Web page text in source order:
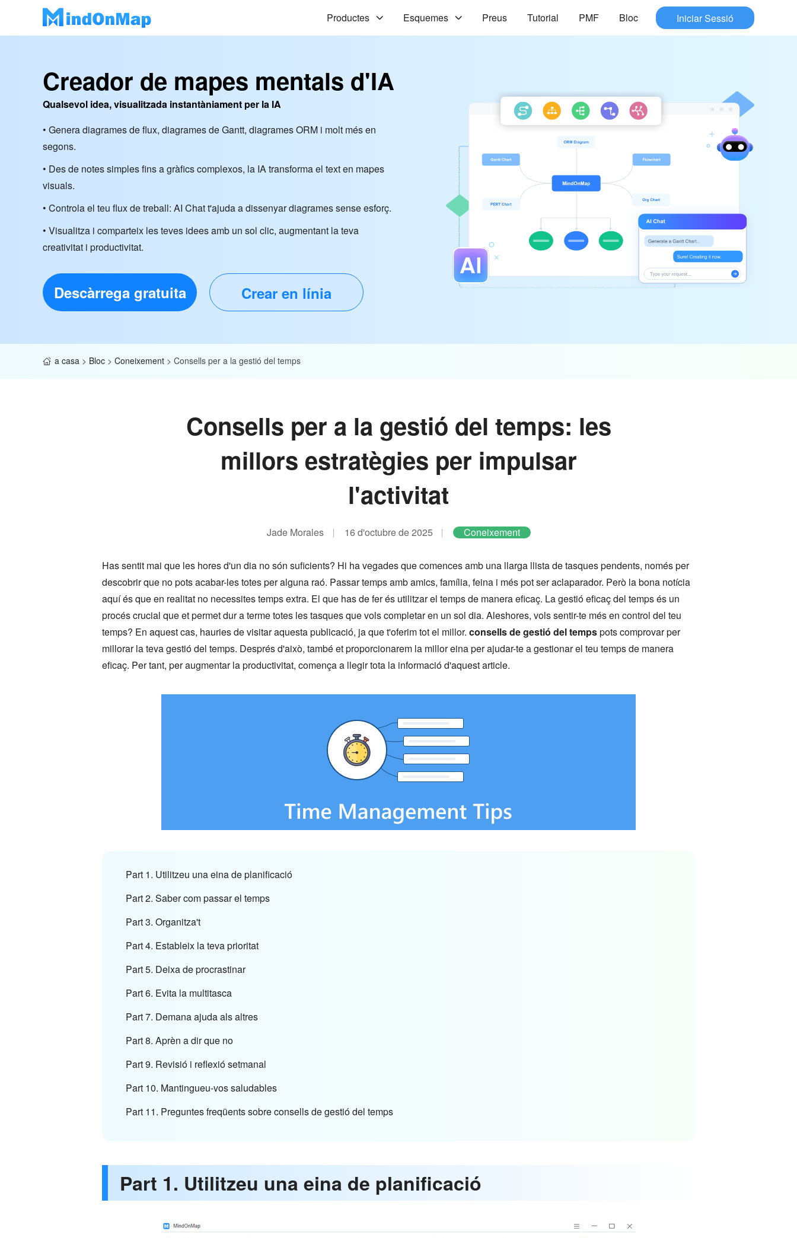
Productes Esquemes Preus Tutorial PMF Bloc Iniciar Sessió
Creador de mapes mentals d'IA
Qualsevol idea, visualitzada instantàniament per la IA
• Genera diagrames de flux, diagrames de Gantt, diagrames ORM i molt més en
segons.
• Des de notes simples fins a gràfics complexos, la IA transforma el text en mapes
visuals.
• Controla el teu flux de treball: AI Chat t'ajuda a dissenyar diagrames sense esforç.
• Visualitza i comparteix les teves idees amb un sol clic, augmentant la teva
creativitat i productivitat.
Descàrrega gratuita Crear en línia
a casa > Bloc > Coneixement > Consells per a la gestió del temps
Consells per a la gestió del temps: les
millors estratègies per impulsar
l'activitat
Jade Morales 16 d'octubre de 2025 Coneixement
Has sentit mai que les hores d'un dia no són suficients? Hi ha vegades que comences amb una llarga llista de tasques pendents, només per
descobrir que no pots acabar-les totes per alguna raó. Passar temps amb amics, família, feina i més pot ser aclaparador. Però la bona notícia
aquí és que en realitat no necessites temps extra. El que has de fer és utilitzar el temps de manera eficaç. La gestió eficaç del temps és un
procés crucial que et permet dur a terme totes les tasques que vols completar en un sol dia. Aleshores, vols sentir-te més en control del teu
temps? En aquest cas, hauries de visitar aquesta publicació, ja que t'oferim tot el millor. consells de gestió del tempspots comprovar per
millorar la teva gestió del temps. Després d'això, també et proporcionarem la millor eina per ajudar-te a gestionar el teu temps de manera
eficaç. Per tant, per augmentar la productivitat, comença a llegir tota la informació d'aquest article.
Part 1. Utilitzeu una eina de planificació
Part 2. Saber com passar el temps
Part 3. Organitza't
Part 4. Estableix la teva prioritat
Part 5. Deixa de procrastinar
Part 6. Evita la multitasca
Part 7. Demana ajuda als altres
Part 8. Aprèn a dir que no
Part 9. Revisió i reflexió setmanal
Part 10. Mantingueu-vos saludables
Part 11. Preguntes freqüents sobre consells de gestió del temps
Part 1. Utilitzeu una eina de planificació